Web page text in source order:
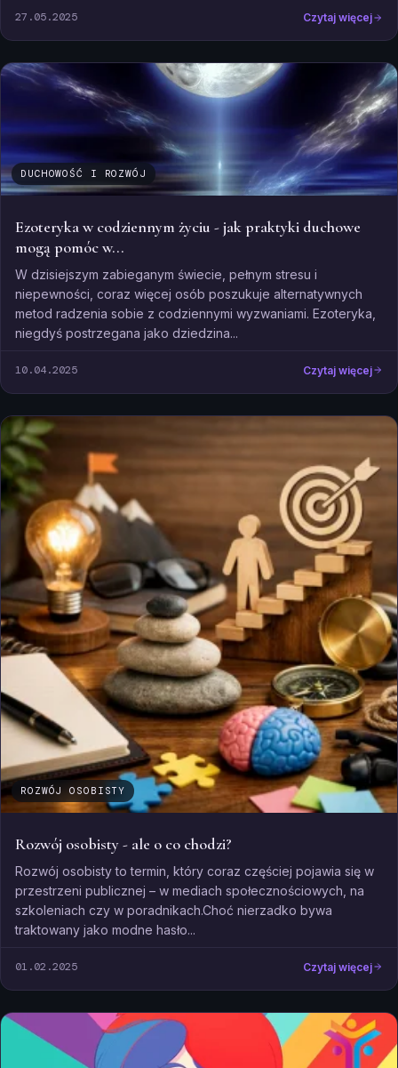
27.05.2025 Czytaj więcej
DUCHOWOŚĆ I ROZWÓJ
Ezoteryka w codziennym życiu - jak praktyki duchowe
mogą pomóc w...
W dzisiejszym zabieganym świecie, pełnym stresu i
niepewności, coraz więcej osób poszukuje alternatywnych
metod radzenia sobie z codziennymi wyzwaniami. Ezoteryka,
niegdyś postrzegana jako dziedzina...
10.04.2025 Czytaj więcej
ROZWÓJ OSOBISTY
Rozwój osobisty - ale o co chodzi?
Rozwój osobisty to termin, który coraz częściej pojawia się w
przestrzeni publicznej – w mediach społecznościowych, na
szkoleniach czy w poradnikach.Choć nierzadko bywa
traktowany jako modne hasło...
01.02.2025 Czytaj więcej